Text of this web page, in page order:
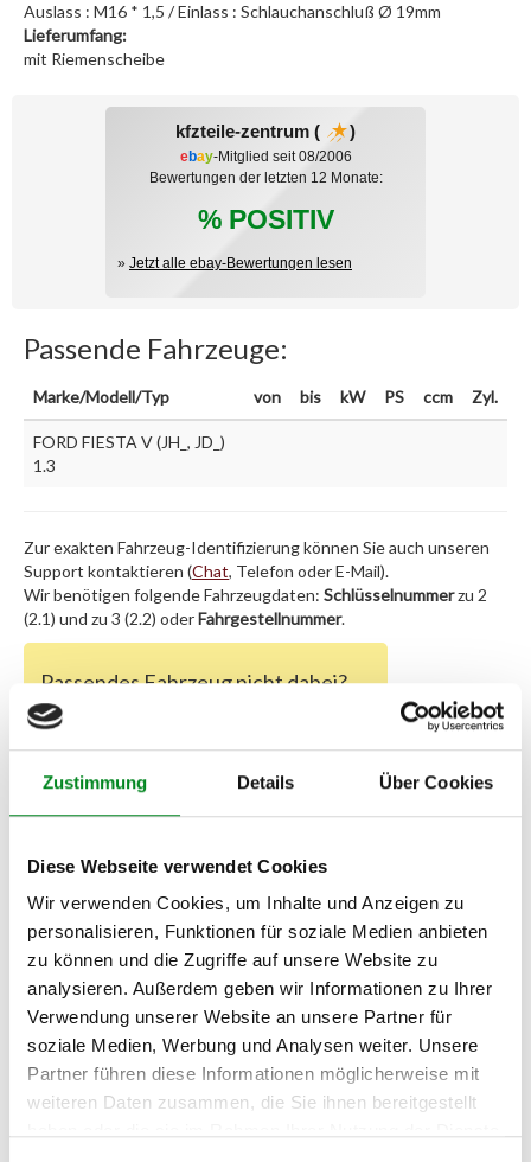
Zustimmung Details Über Cookies
Diese Webseite verwendet Cookies
Wir verwenden Cookies, um Inhalte und Anzeigen zu
personalisieren, Funktionen für soziale Medien anbieten
zu können und die Zugriffe auf unsere Website zu
analysieren. Außerdem geben wir Informationen zu Ihrer
Verwendung unserer Website an unsere Partner für
soziale Medien, Werbung und Analysen weiter. Unsere
Partner führen diese Informationen möglicherweise mit
weiteren Daten zusammen, die Sie ihnen bereitgestellt
Auslass : M16 * 1,5 / Einlass : Schlauchanschluß Ø 19mm
Lieferumfang:
mit Riemenscheibe
kfzteile-zentrum ( )
ebay-Mitglied seit 08/2006
Bewertungen der letzten 12 Monate:
% POSITIV
» Jetzt alle ebay-Bewertungen lesen
Passende Fahrzeuge:
Marke/Modell/Typ von bis kW PS ccm Zyl.
FORD FIESTA V (JH_, JD_)
1.3
Zur exakten Fahrzeug-Identifizierung können Sie auch unseren
Support kontaktieren (Chat, Telefon oder E-Mail).
Wir benötigen folgende Fahrzeugdaten: Schlüsselnummerzu 2
(2.1) und zu 3 (2.2) oderFahrgestellnummer.
Passendes Fahrzeug nicht dabei?
Fahrzeug-Suche für AT-Servopumpen
Oder einfach nachfragen.
Person
Hersteller
Unternehmensname:
TMC Turbolader Manufaktur Coesfeld
Adresse:
Am Wasserturm 55, Coesfeld, NRW, 48653, DE
info@tmc-turbo.de